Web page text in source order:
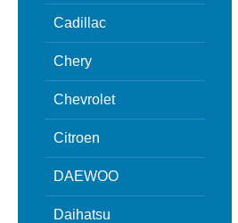
Cadillac
Chery
Chevrolet
Citroen
DAEWOO
Daihatsu